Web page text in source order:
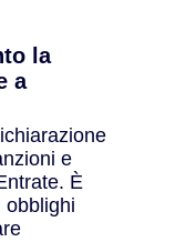
la
a
e
È
obblighi